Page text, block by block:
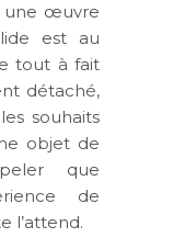
une œuvre
est au
tout à fait
détaché,
souhaits
objet de
que
de
l’attend.